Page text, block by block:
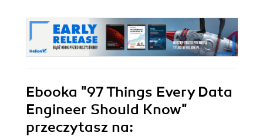
Ebooka "97 Things Every Data
Engineer Should Know"
przeczytasz na: